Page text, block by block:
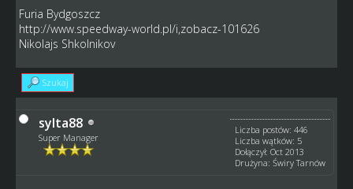
Furia Bydgoszcz
http://www.speedway-world.pl/i,zobacz-101626
Nikolajs Shkolnikov
Szukaj
sylta88
Super Manager
Liczba postów: 446
Liczba wątków: 5
Dołączył: Oct 2013
Drużyna: Świry Tarnów